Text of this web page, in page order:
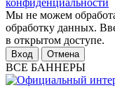
конфиденциальности
Мы не можем
обработку данных.
в открытом доступе.
Отмена
ВСЕ БАННЕРЫ